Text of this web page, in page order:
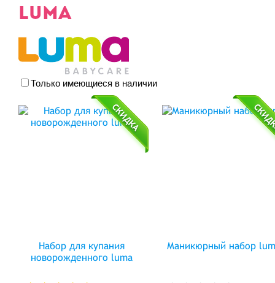
LUMA
Только имеющиеся в наличии
Набор для купания
новорожденного luma
Маникюрный набор